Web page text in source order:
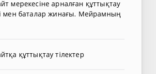
мерекесіне арналған құттықтау
мен баталар жинағы. Мейрамның
құттықтау тілектер